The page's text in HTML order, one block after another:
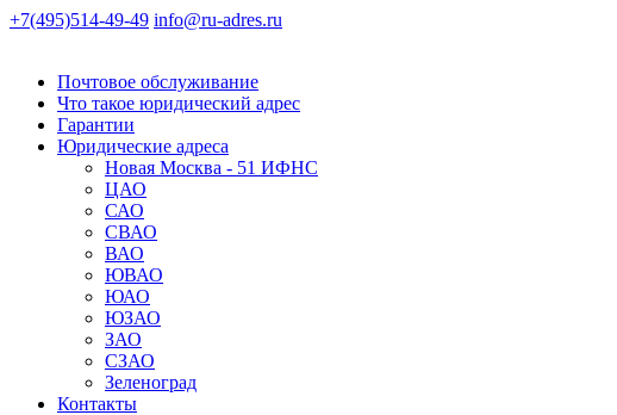
+7(495)514-49-49 info@ru-adres.ru
Почтовое обслуживание
Что такое юридический адрес
Гарантии
Юридические адреса
Новая Москва - 51 ИФНС
ЦАО
САО
СВАО
ВАО
ЮВАО
ЮАО
ЮЗАО
ЗАО
СЗАО
Зеленоград
Контакты